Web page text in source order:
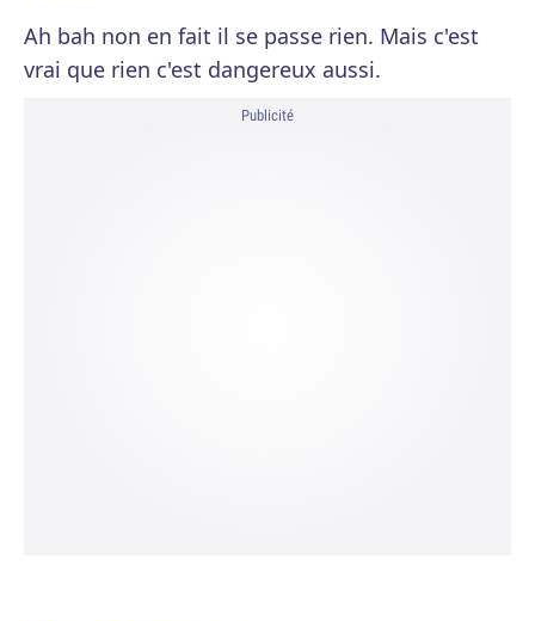
Ah bah non en fait il se passe rien. Mais c'est
vrai que rien c'est dangereux aussi.
Publicité